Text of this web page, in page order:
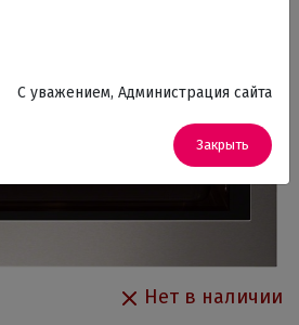
Нет в наличии
C уважением, Администрация сайта
Закрыть